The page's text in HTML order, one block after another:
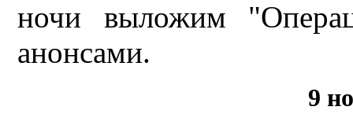
ночи выложим
анонсами.
9